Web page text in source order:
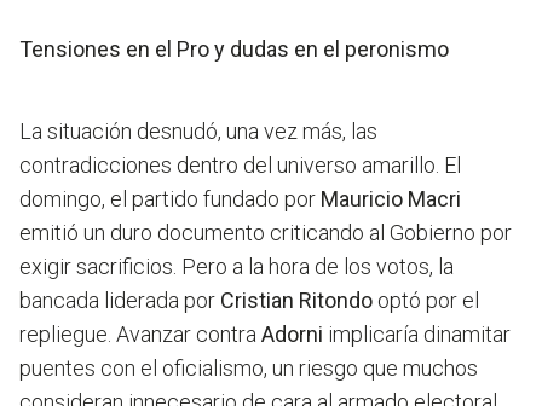
Tensiones en el Pro y dudas en el peronismo
La situación desnudó, una vez más, las
contradicciones dentro del universo amarillo. El
domingo, el partido fundado por Mauricio Macri
emitió un duro documento criticando al Gobierno por
exigir sacrificios. Pero a la hora de los votos, la
bancada liderada por Cristian Ritondo optó por el
repliegue. Avanzar contra Adorni implicaría dinamitar
puentes con el oficialismo, un riesgo que muchos